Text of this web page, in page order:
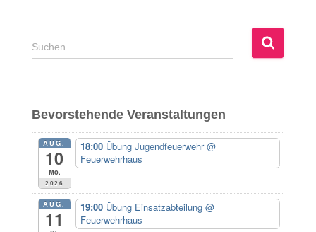
S
u
n
n
:
Suchen …
Bevorstehende Veranstaltungen
AUG.
10
Mo.
2026
18:00 Übung Jugendfeuerwehr@
Feuerwehrhaus
AUG.
11
19:00 Übung Einsatzabteilung @
Feuerwehrhaus